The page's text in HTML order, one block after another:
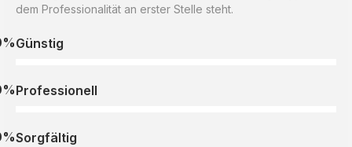
dem Professionalität an erster Stelle steht.
Günstig
Professionell
Sorgfältig